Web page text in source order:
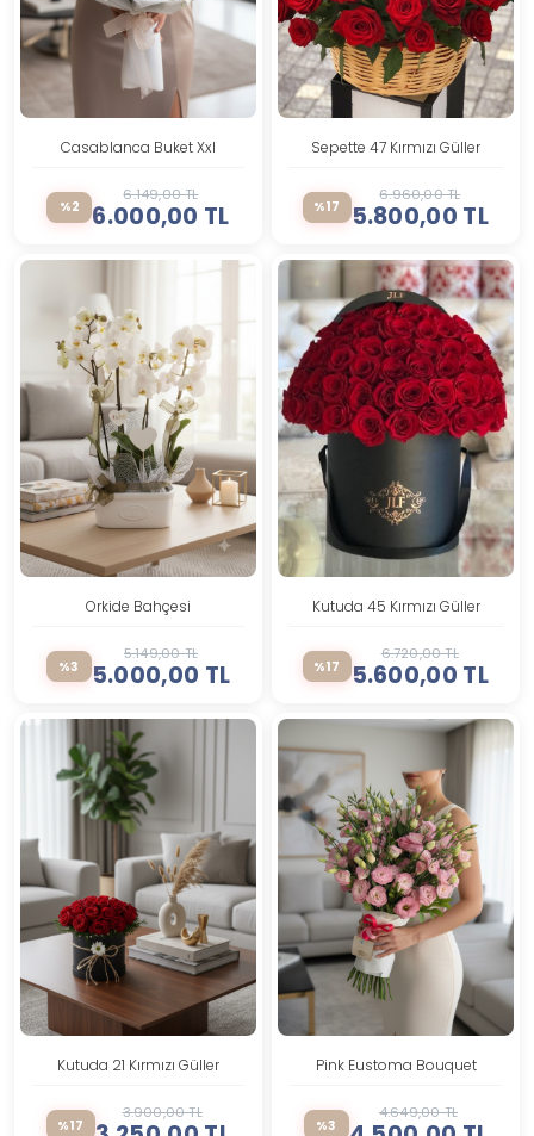
Casablanca Buket Xxl
%2
6.149,00 TL
6.000,00 TL
Sepette 47 Kırmızı Güller
%17
6.960,00 TL
5.800,00 TL
Orkide Bahçesi
%3
5.149,00 TL
5.000,00 TL
Kutuda 45 Kırmızı Güller
%17
6.720,00 TL
5.600,00 TL
Kutuda 21 Kırmızı Güller
%17
3.900,00 TL
Pink Eustoma Bouquet
%3
4.649,00 TL